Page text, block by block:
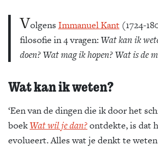
Volgens Immanuel Kant (1724-
filosofie in 4 vragen:Wat kan ik
doen? Wat mag ik hopen? Wat is de
Wat kan ik weten?
‘Een van de dingen die ik door het
boekWat wil je dan?ontdekte, is dat
evolueert. Alles wat je denkt te